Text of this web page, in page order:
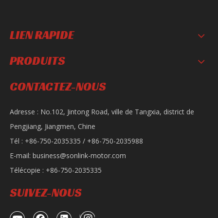
LIEN RAPIDE
PRODUITS
CONTACTEZ-NOUS
Adresse : No.102, Jintong Road, ville de Tangxia, district de
Pengjiang, Jiangmen, Chine
Tél : +86-750-2035335 / +86-750-2035988
E-mail: business@sonlink-motor.com
Télécopie : +86-750-2035335
SUIVEZ-NOUS